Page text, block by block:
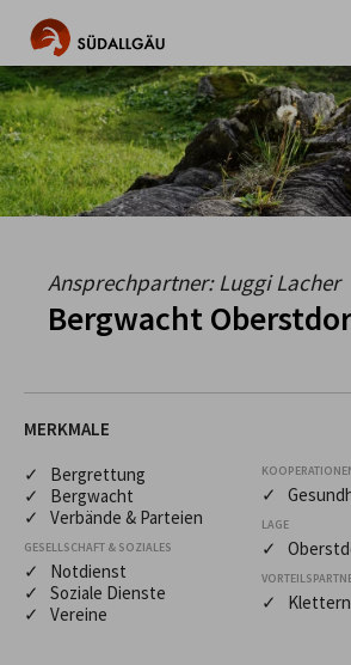
Die schönste Seite im Allgäu
Aktuell
Destination
Gastgeber
Wandern
Mountainbike
Tipps
Warenkorb ist leer
Ansprechpartner: Luggi Lacher
Bergwacht
MERKMALE
✓ Bergrettung
✓ Bergwacht
✓ Verbände & Parteien
GESELLSCHAFT & SOZIALES
✓ Notdienst
✓ Soziale Dienste
✓ Vereine
✓
LAGE
✓
✓ Klettern